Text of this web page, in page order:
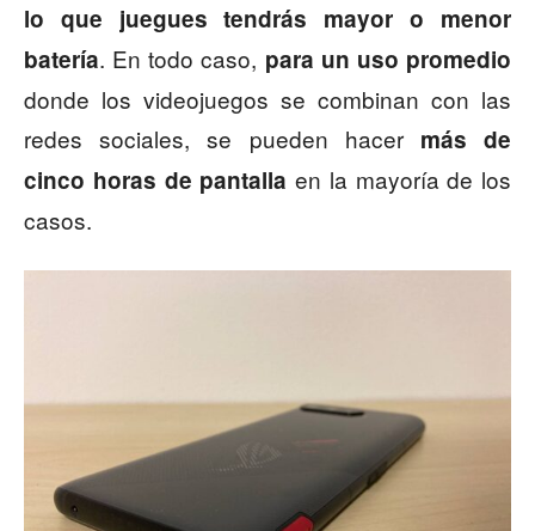
lo que juegues tendrás mayor o menor
batería. En todo caso, para un uso promedio
donde los videojuegos se combinan con las
redes sociales, se pueden hacer más de
cinco horas de pantalla en la mayoría de los
casos.